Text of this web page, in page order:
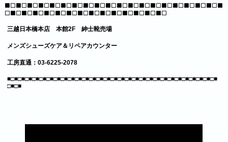
■□■□■□■□■□■□■□■□■□■□■□■□■□■□■□■□■□■□■□■
□■□■□■□■□■□■□■□■□■□■□■□■□■□■□
三越日本橋本店 本館2F 紳士靴売場
メンズシューズケア＆リペアカウンター
工房直通：03-6225-2078
■□■□■□■□■□■□■□■□■□■□■□■□■□■□■□■□■□■□■□■□■□■□■□■□■□■□■□■□■□■
□■□■